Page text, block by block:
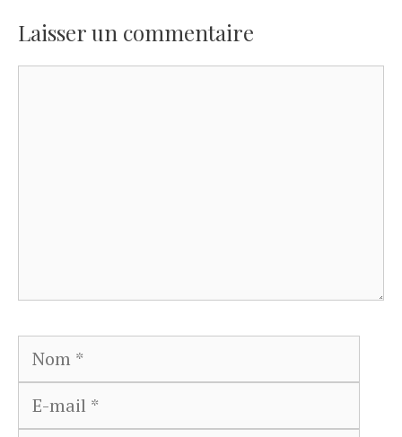
Laisser un commentaire
Nom